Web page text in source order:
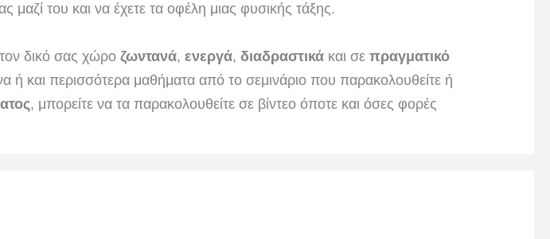
μαζί του και να έχετε τα οφέλη μιας φυσικής τάξης.
δικό σας χώρο ζωντανά, ενεργά, διαδραστικά και σε πραγματικό
ή και περισσότερα μαθήματα από το σεμινάριο που παρακολουθείτε ή
, μπορείτε να τα παρακολουθείτε σε βίντεο όποτε και όσες φορές